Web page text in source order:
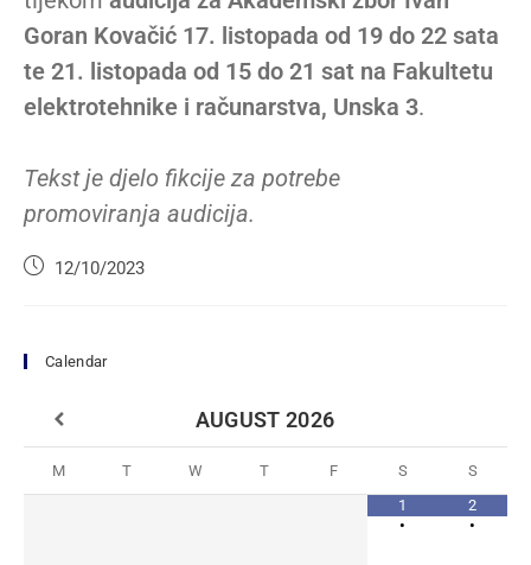
Goran Kovačić 17. listopada od 19 do 22 sata
te 21. listopada od 15 do 21 sat na Fakultetu
elektrotehnike i računarstva, Unska 3.
Tekst je djelo fikcije za potrebe
promoviranja audicija.
12/10/2023
Calendar
AUGUST 2026
M T W T F S
S
1
•
2
•